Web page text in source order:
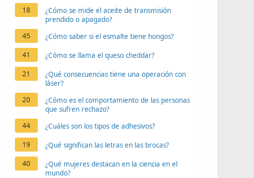
18
¿Cómo se mide el aceite de transmisión
prendido o apagado?
45
¿Cómo saber si el esmalte tiene hongos?
41 ¿Cómo se llama el queso cheddar?
21
¿Qué consecuencias tiene una operación con
láser?
20
¿Cómo es el comportamiento de las personas
que sufren rechazo?
44
¿Cuáles son los tipos de adhesivos?
19 ¿Qué significan las letras en las brocas?
40
¿Qué mujeres destacan en la ciencia en el
mundo?